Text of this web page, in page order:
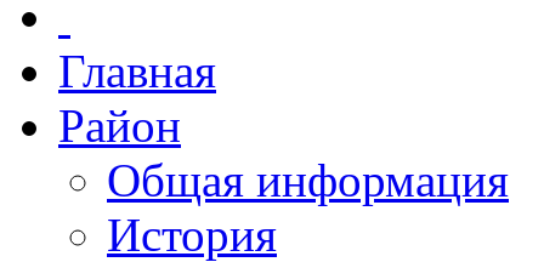
Главная
Район
Общая информация
История